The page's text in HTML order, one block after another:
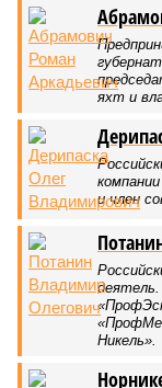
компании Capital Group
В нескольких
леса» пайщики
компании Capital
«Станция